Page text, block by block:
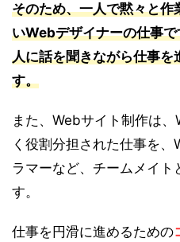
そのため、一人で黙々と
いWebデザイナーの仕事
人に話を聞きながら仕事を
す。
また、Webサイト制作は
く役割分担された仕事を
ラマーなど、チームメイト
す。
仕事を円滑に進めるための